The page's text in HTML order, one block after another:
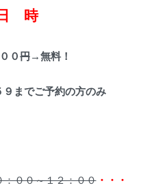
時
０円→無料！
９までご予約の方のみ
００～１２：００・・・